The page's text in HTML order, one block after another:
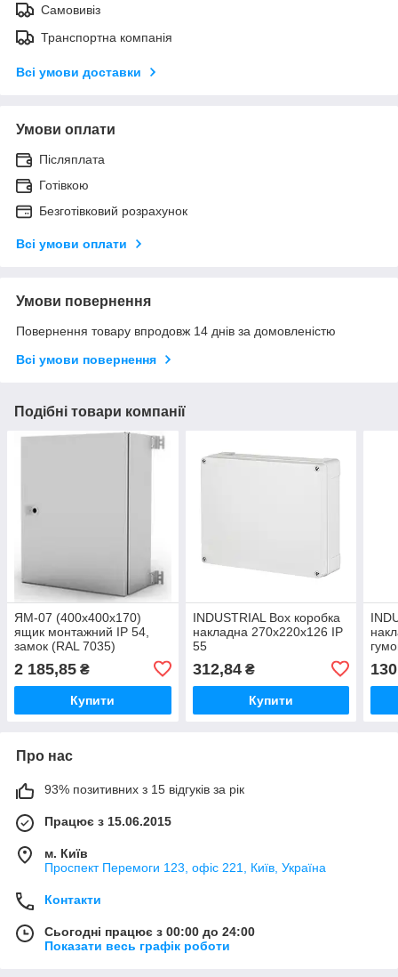
Самовивіз
Транспортна компанія
Всі умови доставки
Умови оплати
Післяплата
Готівкою
Безготівковий розрахунок
Всі умови оплати
Умови повернення
Повернення товару впродовж 14 днів за домовленістю
Всі умови повернення
Подібні товари компанії
ЯМ-07 (400x400x170)
ящик монтажний IP 54,
замок (RAL 7035)
2 185,85 ₴
Купити
INDUSTRIAL Box коробка
накладна 270x220x126 IP
55
312,84₴
Купити
Про нас
93% позитивних з 15 відгуків за рік
Працює з 15.06.2015
м. Київ
Проспект Перемоги 123, офіс 221, Київ, Україна
Контакти
Сьогодні працює з 00:00 до 24:00
Показати весь графік роботи